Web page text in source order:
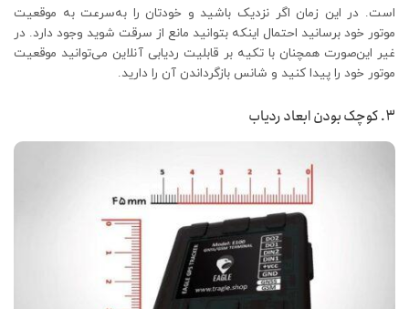
است. در این زمان اگر نزدیک باشید و خودتان را به‌سرعت به موقعیت
موتور خود برسانید احتمال اینکه بتوانید مانع از سرقت شوید وجود دارد. در
غیر این‌صورت همچنان با تکیه بر قابلیت ردیابی آنلاین می‌توانید موقعیت
موتور خود را پیدا کنید و شانس بازگرداندن آن را دارید.
۳. کوچک بودن ابعاد ردیاب